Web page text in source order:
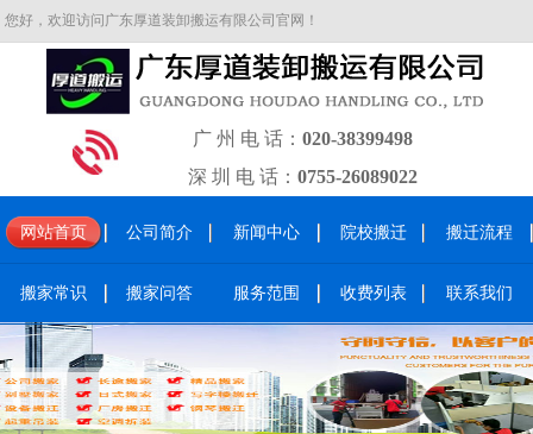
您好，欢迎访问广东厚道装卸搬运有限公司官网！
广 州 电 话： 020-38399498
深 圳 电 话： 0755-26089022
网站首页 公司简介 新闻中心 院校搬迁 搬迁流程
搬家常识 搬家问答 服务范围 收费列表 联系我们